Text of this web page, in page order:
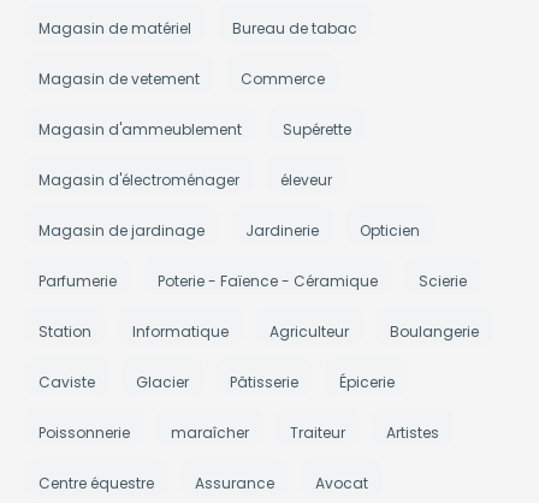
Magasin de matériel Bureau de tabac
Magasin de vetement Commerce
Magasin d'ammeublement Supérette
Magasin d'électroménager éleveur
Magasin de jardinage Jardinerie Opticien
Parfumerie Poterie - Faïence - Céramique Scierie
Station Informatique Agriculteur Boulangerie
Caviste Glacier Pâtisserie Épicerie
Poissonnerie maraîcher Traiteur Artistes
Centre équestre Assurance Avocat